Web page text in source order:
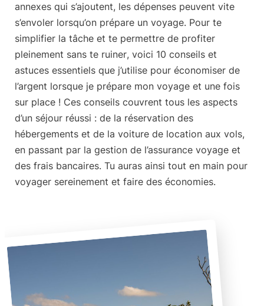
annexes qui s’ajoutent, les dépenses peuvent vite
s’envoler lorsqu’on prépare un voyage. Pour te
simplifier la tâche et te permettre de profiter
pleinement sans te ruiner, voici 10 conseils et
astuces essentiels que j’utilise pour économiser de
l’argent lorsque je prépare mon voyage et une fois
sur place ! Ces conseils couvrent tous les aspects
d’un séjour réussi : de la réservation des
hébergements et de la voiture de location aux vols,
en passant par la gestion de l’assurance voyage et
des frais bancaires. Tu auras ainsi tout en main pour
voyager sereinement et faire des économies.